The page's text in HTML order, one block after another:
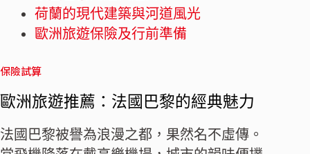
荷蘭的現代建築與河道風光
歐洲旅遊保險及行前準備
保險試算
歐洲旅遊推薦：法國巴黎的經典魅力
法國巴黎被譽為浪漫之都，果然名不虛傳。